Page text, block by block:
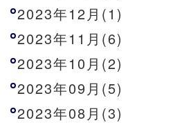
2023年12月(1)
2023年11月(6)
2023年10月(2)
2023年09月(5)
2023年08月(3)